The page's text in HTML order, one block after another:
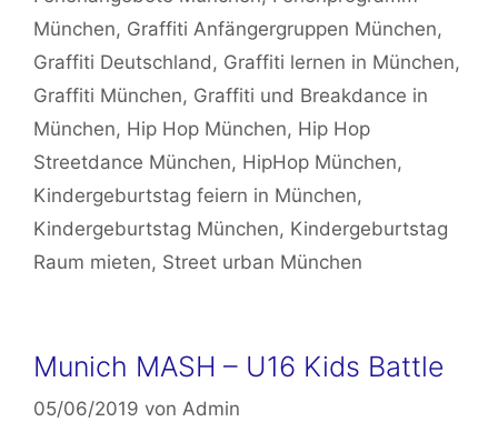
München, Graffiti Anfängergruppen München,
Graffiti Deutschland , Graffiti lernen in München,
Graffiti München, Graffiti und Breakdance in
München, Hip Hop München, Hip Hop
Streetdance München, HipHop München,
Kindergeburtstag feiern in München,
Kindergeburtstag München, Kindergeburtstag
Raum mieten, Street urban München
Munich MASH – U16 Kids Battle
05/06/2019 von Admin